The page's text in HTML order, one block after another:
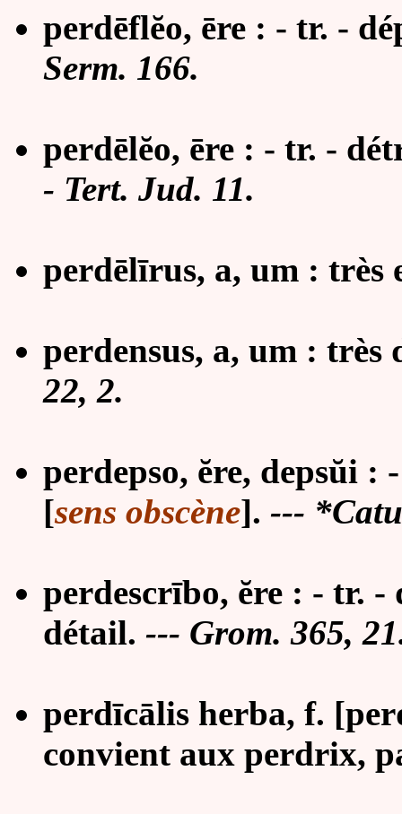
perdēflĕo, ēre : - tr. -
Serm. 166.
perdēlĕo, ēre : - tr. -
- Tert. Jud. 11.
perdēlīrus, a, um : très
perdensus, a, um : très
22, 2.
perdepso, ĕre, depsŭi :
[sens obscène]. ---
perdescrībo, ĕre : - tr. -
détail. --- Grom. 365,
perdīcālis herba, f.
convient aux perdrix,